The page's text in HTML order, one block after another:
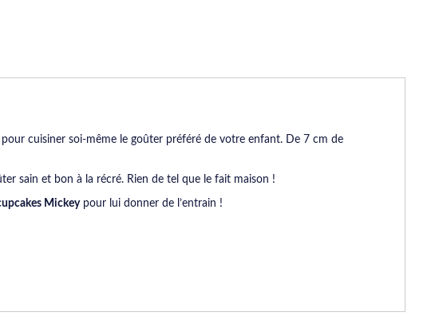
pour cuisiner soi-même le goûter préféré de votre enfant. De 7 cm de
sain et bon à la récré. Rien de tel que le fait maison !
Mickeypour lui donner de l’entrain !